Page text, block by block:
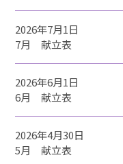
2026年7月1日
7月 献立表
2026年6月1日
6月 献立表
2026年4月30日
5月 献立表